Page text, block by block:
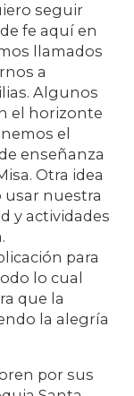
seguir
fe aquí en
llamados
a
Algunos
el horizonte
el
enseñanza
Otra idea
usar nuestra
y actividades
para
lo cual
que la
la alegría
por sus